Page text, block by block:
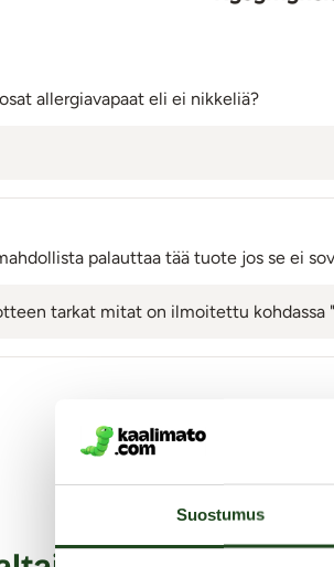
Suostumus
allergiavapaat eli ei nikkeliä?
palauttaa tää tuote jos se ei
tarkat mitat on ilmoitettu